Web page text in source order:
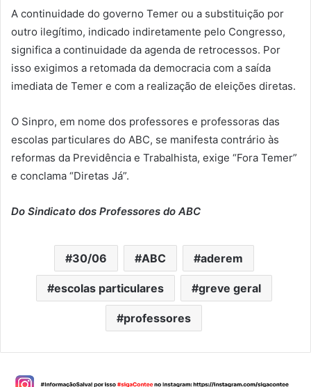
A continuidade do governo Temer ou a substituição por
outro ilegítimo, indicado indiretamente pelo Congresso,
significa a continuidade da agenda de retrocessos. Por
isso exigimos a retomada da democracia com a saída
imediata de Temer e com a realização de eleições diretas.
O Sinpro, em nome dos professores e professoras das
escolas particulares do ABC, se manifesta contrário às
reformas da Previdência e Trabalhista, exige “Fora Temer”
e conclama “Diretas Já”.
Do Sindicato dos Professores do ABC
30/06 ABC aderem
escolas particulares greve geral
professores